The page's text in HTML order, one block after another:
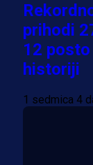
prihodi
12
historiji
1 sedmica 4